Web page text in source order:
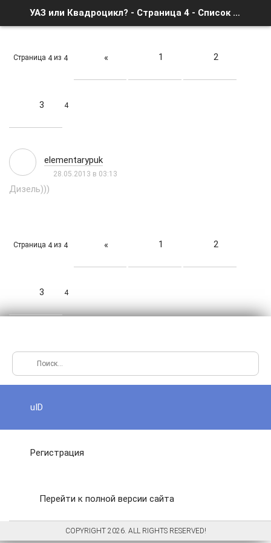
УАЗ или Квадроцикл? - Страница 4 - Список форумов
Страница 4из 4 « 1 2
3 4
elementarypuk
28.05.2013 в 03:13
Дизель)))
Страница 4из 4 « 1 2
3 4
uID
Регистрация
Перейти к полной версии сайта
COPYRIGHT 2026. ALL RIGHTS RESERVED!